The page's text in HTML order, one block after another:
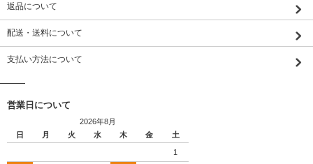
返品について
配送・送料について
支払い方法について
営業日について
2026年8月
日
月 火 水 木 金 土
1